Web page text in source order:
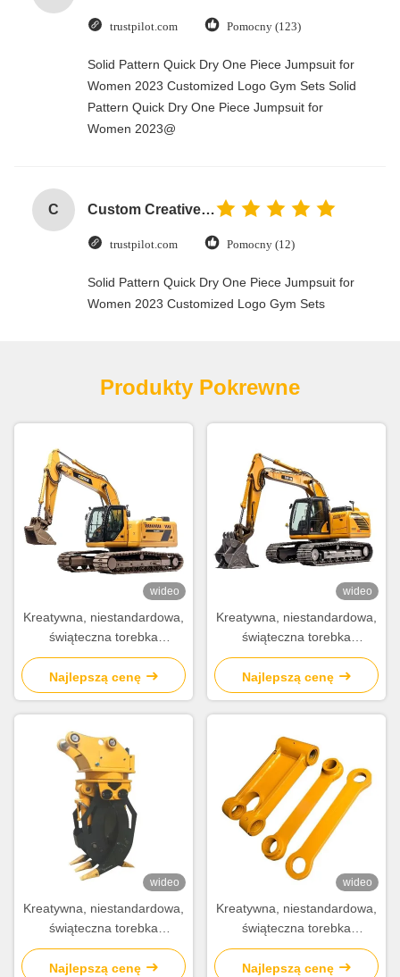
trustpilot.com Pomocny (123)
Solid Pattern Quick Dry One Piece Jumpsuit for
Women 2023 Customized Logo Gym Sets Solid
Pattern Quick Dry One Piece Jumpsuit for
Women 2023@
C Custom Creative Goodie Christmas Kraft Paper Gift Bag with Your Own Logo for Xmas Decorative Party
trustpilot.com Pomocny (12)
Solid Pattern Quick Dry One Piece Jumpsuit for
Women 2023 Customized Logo Gym Sets
Produkty Pokrewne
wideo
Kreatywna, niestandardowa,
świąteczna torebka
prezentów z papieru z
własnym logo.
Najlepszą cenę
wideo
Kreatywna, niestandardowa,
świąteczna torebka
prezentów z papieru z
własnym logo.
Najlepszą cenę
wideo
Kreatywna, niestandardowa,
świąteczna torebka
prezentów z papieru z
własnym logo.
Najlepszą cenę
wideo
Kreatywna, niestandardowa,
świąteczna torebka
prezentów z papieru z
własnym logo.
Najlepszą cenę